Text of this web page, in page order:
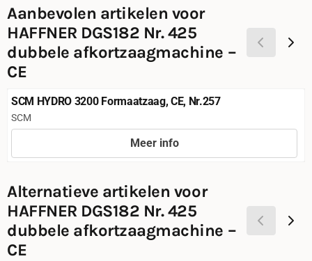
Aanbevolen artikelen voor
HAFFNER DGS182 Nr. 425
dubbele afkortzaagmachine –
CE
SCM HYDRO 3200 Formaatzaag, CE, Nr.257
Merk:
SCM
Meer info
Alternatieve artikelen voor
HAFFNER DGS182 Nr. 425
dubbele afkortzaagmachine –
CE